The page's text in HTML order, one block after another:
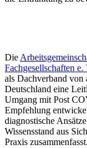
Die
Fachgesellschaften e.
als Dachverband von
Deutschland eine
Umgang mit Post
Empfehlung
diagnostische
Wissensstand aus
Praxis zusammenfasst.